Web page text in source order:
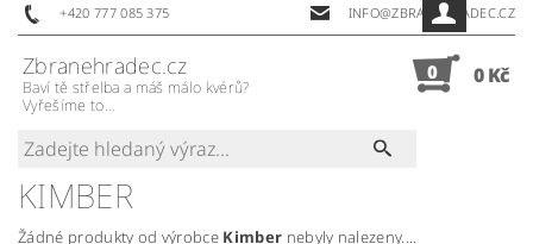
+420 777 085 375 INFO@ZBRANEHRADEC.CZ
Zbranehradec.cz
Baví tě střelba a máš málo kvérů?
Vyřešíme to...
0 0 Kč
KIMBER
Žádné produkty od výrobce Kimber nebyly nalezeny....